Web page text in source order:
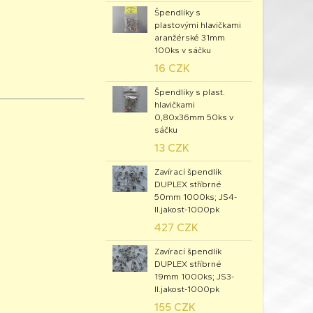
Špendlíky s
plastovými hlavičkami
aranžérské 31mm
100ks v sáčku
16 CZK
Špendlíky s plast.
hlavičkami
0,80x36mm 50ks v
sáčku
13 CZK
Zavírací špendlík
DUPLEX stříbrné
50mm 1000ks; JS4-
II.jakost-1000pk
427 CZK
Zavírací špendlík
DUPLEX stříbrné
19mm 1000ks; JS3-
II.jakost-1000pk
155 CZK